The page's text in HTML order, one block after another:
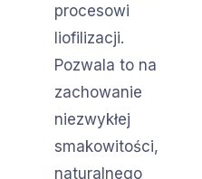
procesowi
liofilizacji.
Pozwala to na
zachowanie
niezwykłej
smakowitości,
naturalnego